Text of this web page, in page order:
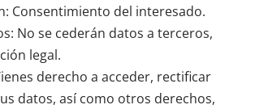
Consentimiento del interesado.
No se cederán datos a terceros,
legal.
derecho a acceder, rectificar
datos, así como otros derechos,